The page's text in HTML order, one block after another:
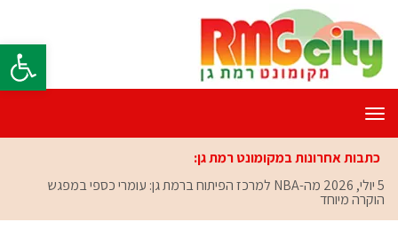
פתח
תפריט
כתבות אחרונות במקומונט רמת גן:
5 יולי, 2026
מה-NBA למרכז הפיתוח ברמת גן: עומרי כספי במפגש
הוקרה מיוחד